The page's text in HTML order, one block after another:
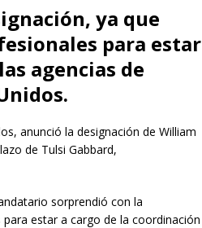
ya que
para estar
agencias de
anunció la designación de William
de Tulsi Gabbard,
sorprendió con la
estar a cargo de la coordinación